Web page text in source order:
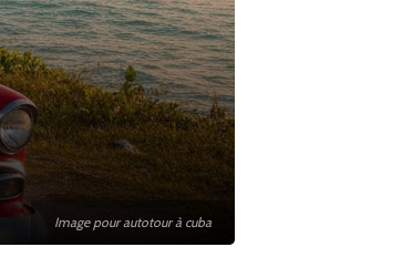
Image pour autotour à cuba